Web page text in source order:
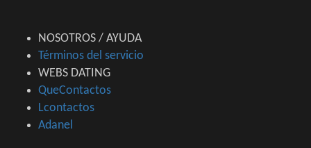
NOSOTROS / AYUDA
Términos del servicio
WEBS DATING
QueContactos
Lcontactos
Adanel